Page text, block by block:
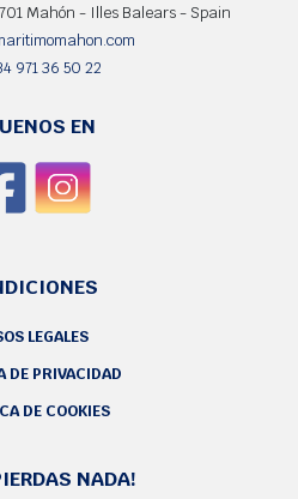
Mahón - Illes Balears - Spain
971 36 50 22
EN
LEGALES
DE PRIVACIDAD
DE COOKIES
NADA!